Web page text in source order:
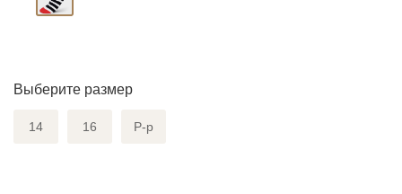
Выберите размер
14 16 Р-р